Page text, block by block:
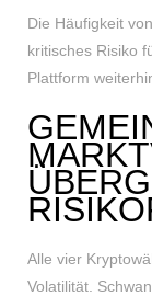
Die Häufigkeit
kritisches Risiko
Plattform
Alle vier
Volatilität.